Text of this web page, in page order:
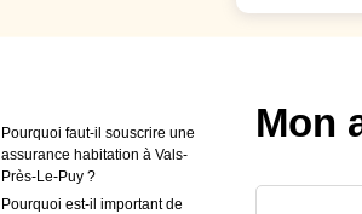
Pourquoi faut-il souscrire une
assurance habitation à Vals-
Près-Le-Puy ?
Pourquoi est-il important de
Mon